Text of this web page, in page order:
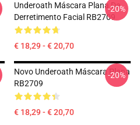
Underoath Máscara Plana De
Derretimento Facial RB2709
€ 18,29 - € 20,70
-20%
Novo Underoath Máscara Plana
RB2709
€ 18,29 - € 20,70
-20%